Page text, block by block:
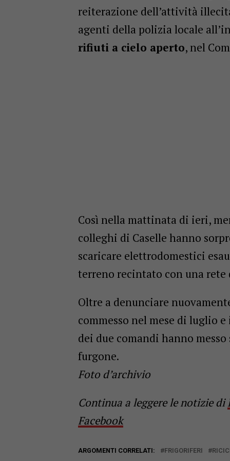
reiterazione dell’attività
agenti della polizia locale
rifiuti a cielo aperto, nel
Così nella mattinata di ieri,
colleghi di Caselle hanno
scaricare elettrodomestici
terreno recintato con una rete
Oltre a denunciare
commesso nel mese di luglio
dei due comandi hanno
furgone.
Foto d’archivio
Continua a leggere le notizie di
Facebook
ARGOMENTI CORRELATI: FRIGORIFERI